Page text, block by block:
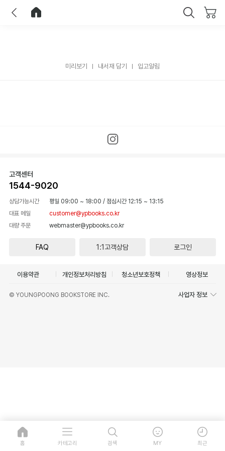
미리보기 내서재 담기 입고알림
고객센터
1544-9020
상담가능시간 평일 09:00 ~ 18:00 / 점심시간 12:15 ~ 13:15
대표 메일
customer@ypbooks.co.kr
대량 주문
webmaster@ypbooks.co.kr
FAQ 1:1고객상담 로그인
이용약관 개인정보처리방침 청소년보호정책 영상정보
© YOUNGPOONG BOOKSTORE INC. 사업자 정보
홈 카테고리 검색 MY 최근